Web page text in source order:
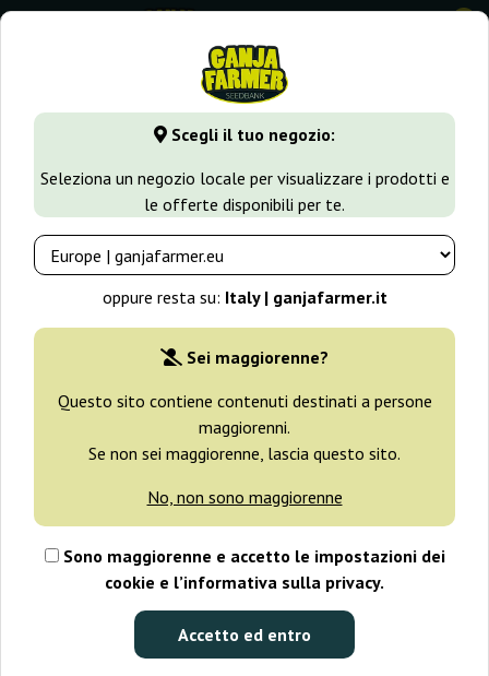
Scegli il tuo negozio:
Seleziona un negozio locale per visualizzare i prodotti e
le offerte disponibili per te.
oppure resta su: Italy | ganjafarmer.it
Sei maggiorenne?
Questo sito contiene contenuti destinati a persone
maggiorenni.
Se non sei maggiorenne, lascia questo sito.
No, non sono maggiorenne
Sono maggiorenne e accetto le impostazioni dei
cookie e l’informativa sulla privacy.
Accetto ed entro
0
GanjaFarmer.it Varietà di Cannabis Jack Herer Black